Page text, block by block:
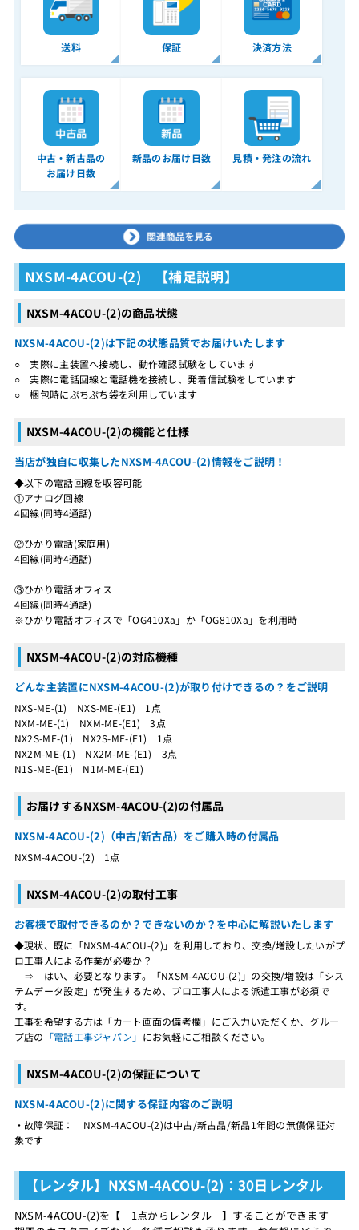
送料 保証 決済方法
中古・新古品の
お届け日数
新品のお届け日数 見積・発注の流れ
NXSM-4ACOU-(2) 【補足説明】
NXSM-4ACOU-(2)の商品状態
NXSM-4ACOU-(2)は下記の状態品質でお届けいたします
○ 実際に主装置へ接続し、動作確認試験をしています
○ 実際に電話回線と電話機を接続し、発着信試験をしています
○ 梱包時にぷちぷち袋を利用しています
NXSM-4ACOU-(2)の機能と仕様
当店が独自に収集したNXSM-4ACOU-(2)情報をご説明！
◆以下の電話回線を収容可能
①アナログ回線
4回線(同時4通話)
②ひかり電話(家庭用)
4回線(同時4通話)
③ひかり電話オフィス
4回線(同時4通話)
※ひかり電話オフィスで「OG410Xa」か「OG810Xa」を利用時
NXSM-4ACOU-(2)の対応機種
どんな主装置にNXSM-4ACOU-(2)が取り付けできるの？をご説明
NXS-ME-(1) NXS-ME-(E1) 1点
NXM-ME-(1) NXM-ME-(E1) 3点
NX2S-ME-(1) NX2S-ME-(E1) 1点
NX2M-ME-(1) NX2M-ME-(E1) 3点
N1S-ME-(E1) N1M-ME-(E1)
お届けするNXSM-4ACOU-(2)の付属品
NXSM-4ACOU-(2)（中古/新古品）をご購入時の付属品
NXSM-4ACOU-(2) 1点
NXSM-4ACOU-(2)の取付工事
お客様で取付できるのか？できないのか？を中心に解説いたします
◆現状、既に「NXSM-4ACOU-(2)」を利用しており、交換/増設したいがプ
ロ工事人による作業が必要か？
⇒ はい、必要となります。「NXSM-4ACOU-(2)」の交換/増設は「シス
テムデータ設定」が発生するため、プロ工事人による派遣工事が必須で
す。
工事を希望する方は「カート画面の備考欄」にご入力いただくか、グルー
プ店の 「電話工事ジャパン」 にお気軽にご相談ください。
NXSM-4ACOU-(2)の保証について
NXSM-4ACOU-(2)に関する保証内容のご説明
・故障保証： NXSM-4ACOU-(2)は中古/新古品/新品1年間の無償保証対
象です
【レンタル】NXSM-4ACOU-(2)：30日レンタル
NXSM-4ACOU-(2)を【 1点からレンタル 】することができます